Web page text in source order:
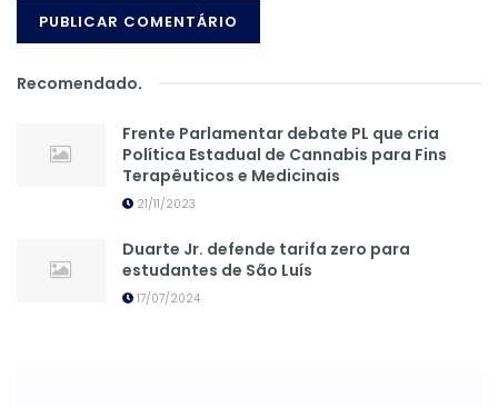
Recomendado.
Frente Parlamentar debate PL que cria
Política Estadual de Cannabis para Fins
Terapêuticos e Medicinais
21/11/2023
Duarte Jr. defende tarifa zero para
estudantes de São Luís
17/07/2024